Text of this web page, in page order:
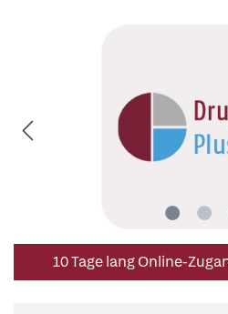
10 Tage lang Online-